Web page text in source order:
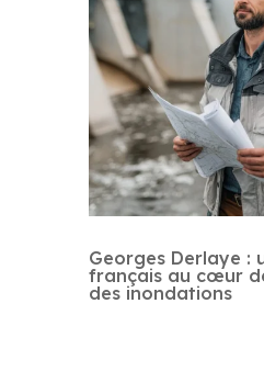
Georges Derlaye :
français au cœur
des inondations